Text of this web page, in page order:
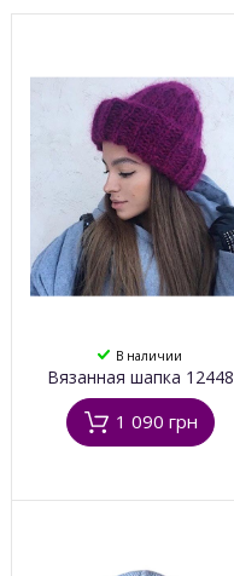
В наличии
Вязанная шапка 12448
1 090 грн